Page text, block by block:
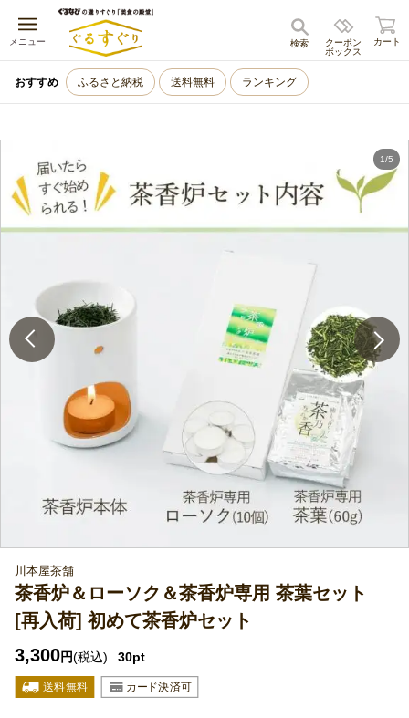
メニュー
キャンセル
クーポン
ボックス
検索 カート
おすすめ ふるさと納税 送料無料 ランキング
1/5
川本屋茶舗
茶香炉＆ローソク＆茶香炉専用 茶葉セット
[再入荷] 初めて茶香炉セット
3,300円(税込) 30pt